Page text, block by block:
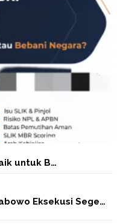
untuk B…
Eksekusi Sege…